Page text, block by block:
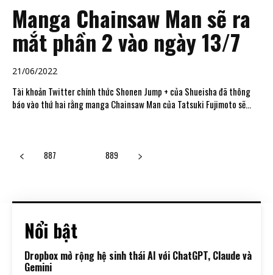
Manga Chainsaw Man sẽ ra
mắt phần 2 vào ngày 13/7
21/06/2022
Tài khoản Twitter chính thức Shonen Jump + của Shueisha đã thông
báo vào thứ hai rằng manga Chainsaw Man của Tatsuki Fujimoto sẽ...
887 889
Nổi bật
Dropbox mở rộng hệ sinh thái AI với ChatGPT, Claude và
Gemini